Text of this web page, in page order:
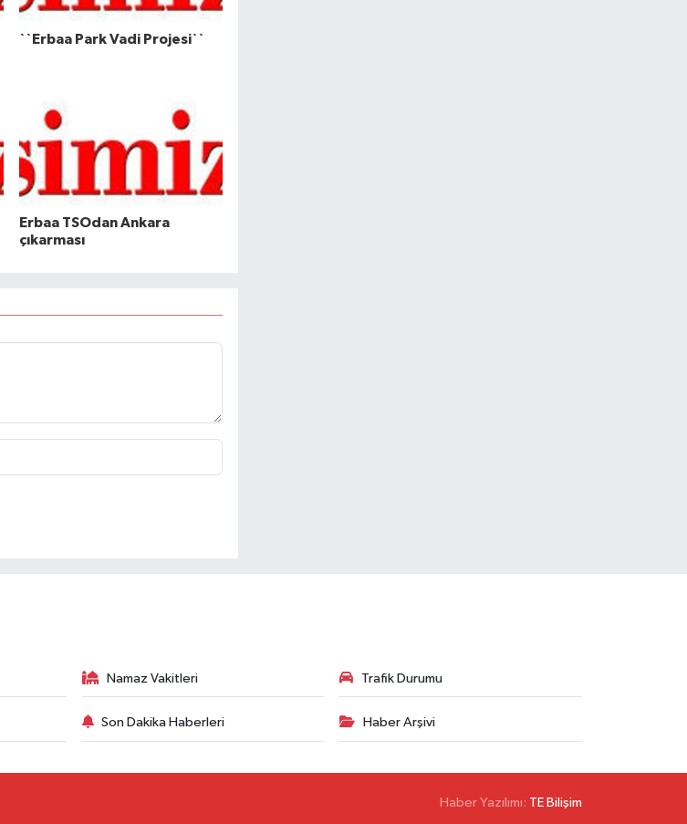
``Erbaa Park Vadi Projesi``
Erbaa TSOdan Ankara
çıkarması
Namaz Vakitleri Trafik Durumu
Son Dakika Haberleri Haber Arşivi
Haber Yazılımı: TE Bilişim